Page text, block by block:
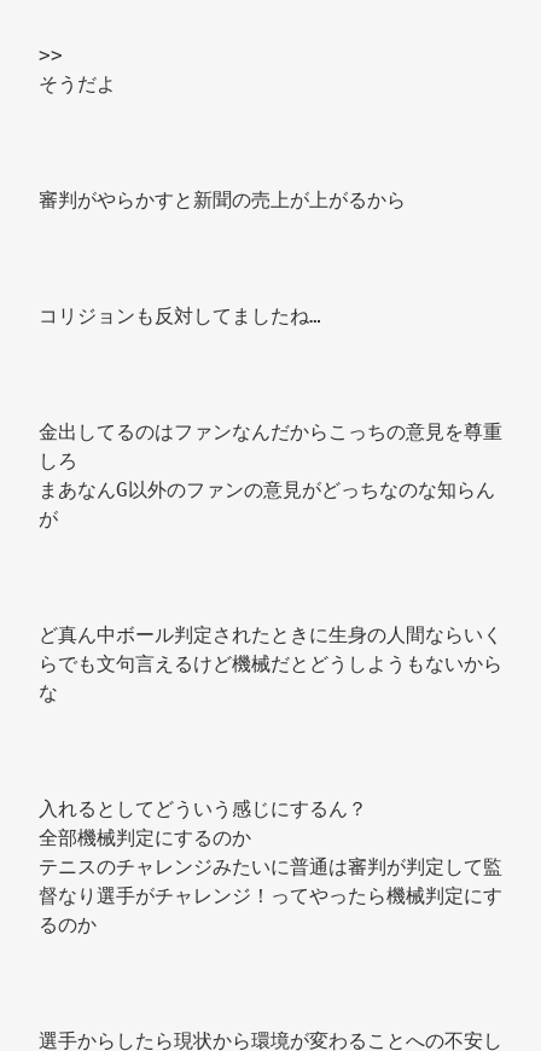
>>
そうだよ
審判がやらかすと新聞の売上が上がるから
コリジョンも反対してましたね…
金出してるのはファンなんだからこっちの意見を尊重
しろ
まあなんG以外のファンの意見がどっちなのな知らん
が
ど真ん中ボール判定されたときに生身の人間ならいく
らでも文句言えるけど機械だとどうしようもないから
な
入れるとしてどういう感じにするん？
全部機械判定にするのか
テニスのチャレンジみたいに普通は審判が判定して監
督なり選手がチャレンジ！ってやったら機械判定にす
るのか
選手からしたら現状から環境が変わることへの不安し